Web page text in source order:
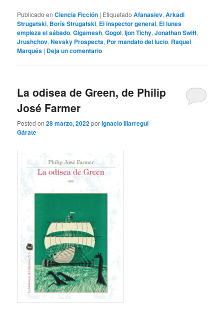
Publicado en Ciencia Ficción | Etiquetado Afanasiev,Arkadi
Strugatski, Borís Strugatski, El inspector general, El lunes
empieza el sábado,Gigamesh,Gogol,Ijon Tichy,Jonathan Swift,
Jrushchov,Nevsky Prospects, Por mandato del lucio, Raquel
Marqués | Deja un comentario
La odisea de Green, de Philip
José Farmer
Posted on28 marzo, 2022porIgnacio Illarregui
Gárate